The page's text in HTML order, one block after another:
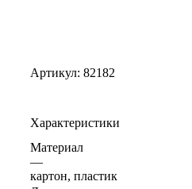
Артикул: 82182
Характеристики
Материал
—
картон, пластик